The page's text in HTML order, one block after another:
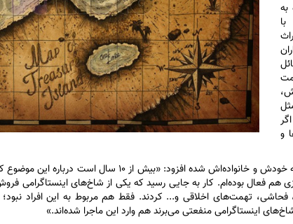
به
و
او با اشاره به تهدید‌هایی که طی سال‌ها متوجه خودش و خانواده‌اش
هم فعال بوده‌ام. کار به جایی رسید که یکی از شاخ‌های اینستاگرامی
فحاشی، تهمت‌های اخلاقی و... کردند. فقط هم مربوط به این افراد نبود؛
اینستاگرامی منفعتی می‌برند هم وارد این ماجرا شده‌اند.»